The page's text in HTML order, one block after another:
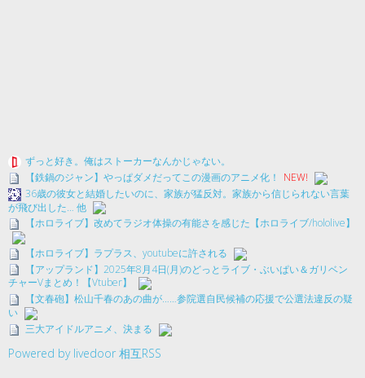
ずっと好き。俺はストーカーなんかじゃない。
【鉄鍋のジャン】やっぱダメだってこの漫画のアニメ化！
NEW!
36歳の彼女と結婚したいのに、家族が猛反対。家族から信じられない言葉
が飛び出した… 他
【ホロライブ】改めてラジオ体操の有能さを感じた【ホロライブ/hololive】
【ホロライブ】ラプラス、youtubeに許される
【アップランド】2025年8月4日(月)のどっとライブ・ぶいぱい＆ガリベン
チャーVまとめ！【Vtuber】
【文春砲】松山千春のあの曲が……参院選自民候補の応援で公選法違反の疑
い
三大アイドルアニメ、決まる
Powered by livedoor 相互RSS